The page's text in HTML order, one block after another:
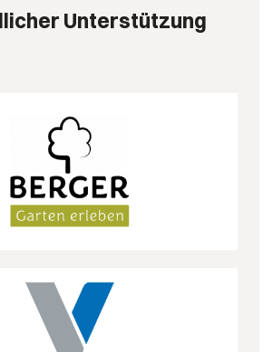
Unterstützung